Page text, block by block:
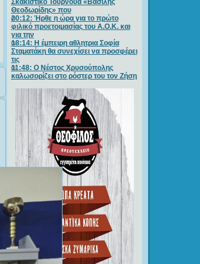
Σκακιστικό Τουρνουά «Βασίλης
Θεοδωρίδης» που
20:12: Ήρθε η ώρα για το πρώτο
φιλικό προετοιμασίας του Α.Ο.Κ. και
για την
18:14: Η έμπειρη αθλητρια Σοφία
Σταματάκη θα συνεχίσει να προσφέρει
τις
11:48: Ο Νέστος Χρυσούπολης
καλωσορίζει στο ρόστερ του τον Ζήση